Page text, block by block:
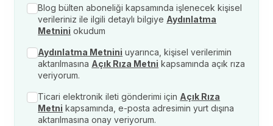
Blog bülten aboneliği kapsamında işlenecek kişisel
verileriniz ile ilgili detaylı bilgiye Aydınlatma
Metnini okudum
Aydınlatma Metnini uyarınca, kişisel verilerimin
aktarılmasına Açık Rıza Metni kapsamında açık rıza
veriyorum.
Ticari elektronik ileti gönderimi için Açık Rıza
Metni kapsamında, e-posta adresimin yurt dışına
aktarılmasına onay veriyorum.